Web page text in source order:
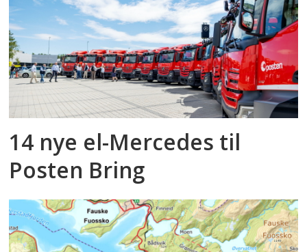
14 nye el-Mercedes til
Posten Bring